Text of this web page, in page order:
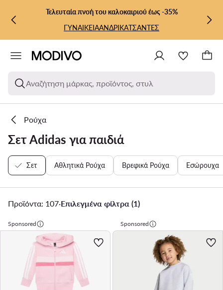
ΜΕΤΆΒΑΣΗ ΣΤΟ ΚΎΡΙΟ ΠΕΡΙΕΧΌΜΕΝΟ
ΜΕΤΆΒΑΣΗ ΣΤΗΝ ΑΝΑΖΉΤΗΣΗ
Τελευταία πνοή του καλοκαιριού έως -35%
ΓΥΝΑΙΚΕΙΑΑΝΔΡΙΚΑΤΣΑΝΤΕΣ
Αναζήτηση μάρκας, προϊόντος, στυλ
Ρούχα
Σετ Adidas για παιδιά
Σετ Αθλητικά Ρούχα Βρεφικά Ρούχα Εσώρουχα
Προϊόντα: 107·Επιλεγμένα φίλτρα (1)
Sponsored Sponsored